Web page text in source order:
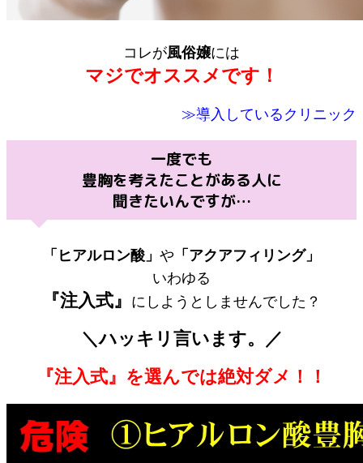
コレが風俗嬢には
マジでオススメです！
≫導入しているクリニック
一度でも
豊胸を考えたことがある人に
聞きたいんですが…
「ヒアルロン酸」 や 「アクアフィリング」
いわゆる
『注入式』 にしようとしませんでした？
＼ハッキリ言います。／
『注入式』を選んでは絶対ダメ！！